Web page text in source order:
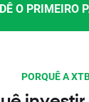
DÊ O PRIMEIRO
PORQUÊ A